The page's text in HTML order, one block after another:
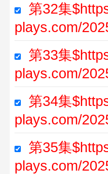
第32集
plays.com/
第33集
plays.com/
第34集
plays.com/
第35集
plays.com/